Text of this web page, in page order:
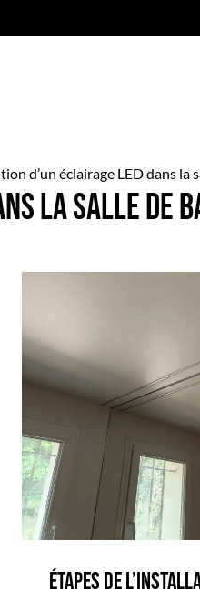
d’un éclairage LED dans la
la salle de
Étapes de